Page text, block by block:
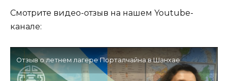
Смотрите видео-отзыв на нашем Youtube-
канале:
Отзыв о летнем лагере Порталчайна в Шанхае